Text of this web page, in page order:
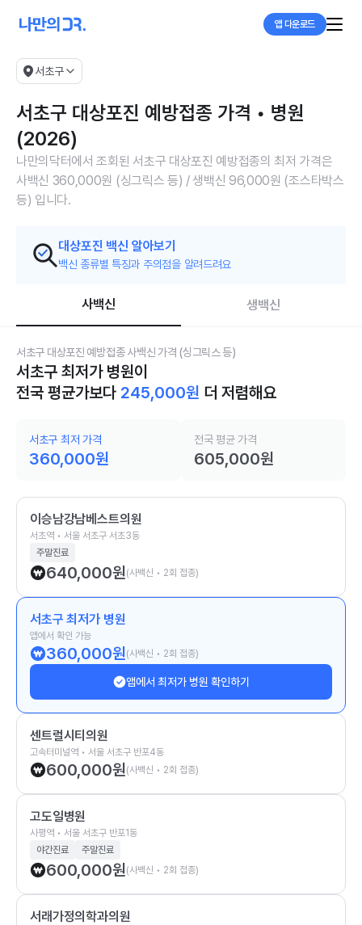
앱 다운로드
서초구
서초구 대상포진 예방접종 가격 • 병원
(2026)
나만의닥터에서 조회된 서초구 대상포진 예방접종의 최저 가격은
사백신 360,000원 (싱그릭스 등) / 생백신 96,000원 (조스타박스
등) 입니다.
대상포진 백신 알아보기
백신 종류별 특징과 주의점을 알려드려요
사백신 생백신
서초구 대상포진 예방접종 사백신 가격 (싱그릭스 등)
서초구 최저가 병원이
전국 평균가보다 245,000원 더 저렴해요
서초구 최저 가격
360,000원
전국 평균 가격
605,000원
이승남강남베스트의원
서초역 • 서울 서초구 서초3동
주말진료
640,000원(사백신 • 2회 접종)
서초구 최저가 병원
앱에서 확인 가능
360,000원(사백신 • 2회 접종)
앱에서 최저가 병원 확인하기
센트럴시티의원
고속터미널역 • 서울 서초구 반포4동
600,000원(사백신 • 2회 접종)
고도일병원
사평역 • 서울 서초구 반포1동
야간진료
주말진료
600,000원(사백신 • 2회 접종)
서래가정의학과의원